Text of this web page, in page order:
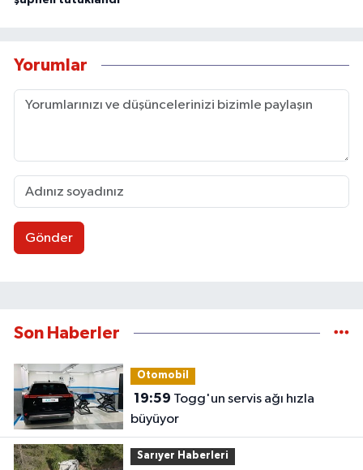
Yorumlar
Gönder
Son Haberler
Otomobil
19:59
büyüyor
Sarıyer Haberleri